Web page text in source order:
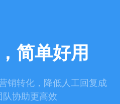
简单好用
销转化，降低人工回复成
队协助更高效